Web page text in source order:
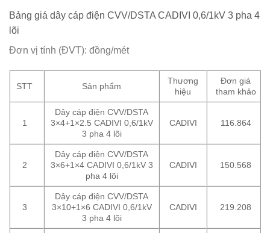
Bảng giá dây cáp điện CVV/DSTA CADIVI 0,6/1kV 3 pha 4
lõi
Đơn vị tính (ĐVT): đồng/mét
STT Sản phẩm
Thương
hiệu
Đơn giá
tham khảo
1
Dây cáp điện CVV/DSTA
3×4+1×2.5 CADIVI 0,6/1kV
3 pha 4 lõi
CADIVI 116.864
2
Dây cáp điện CVV/DSTA
3×6+1×4 CADIVI 0,6/1kV 3
pha 4 lõi
CADIVI 150.568
3
Dây cáp điện CVV/DSTA
3×10+1×6 CADIVI 0,6/1kV
3 pha 4 lõi
CADIVI 219.208